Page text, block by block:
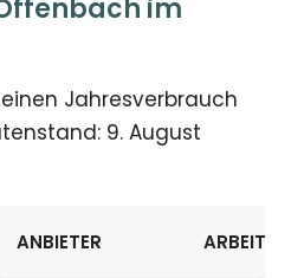
im
Jahresverbrauch
9. August
ANBIETER